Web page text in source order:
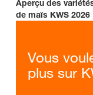
Aperçu des
de maïs KWS 2026
Vous
plus sur